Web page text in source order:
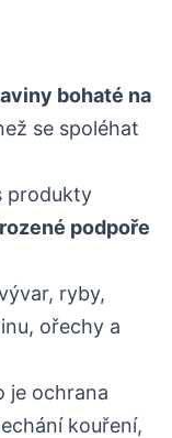
bohaté na
se spoléhat
produkty
podpoře
ryby,
ořechy a
je ochrana
kouření,